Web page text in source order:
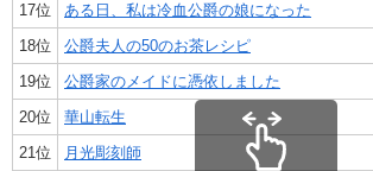
17位
ある日、私は冷血公爵の娘になった
18位
公爵夫人の50のお茶レシピ
19位
公爵家のメイドに憑依しました
20位
華山転生
21位
月光彫刻師